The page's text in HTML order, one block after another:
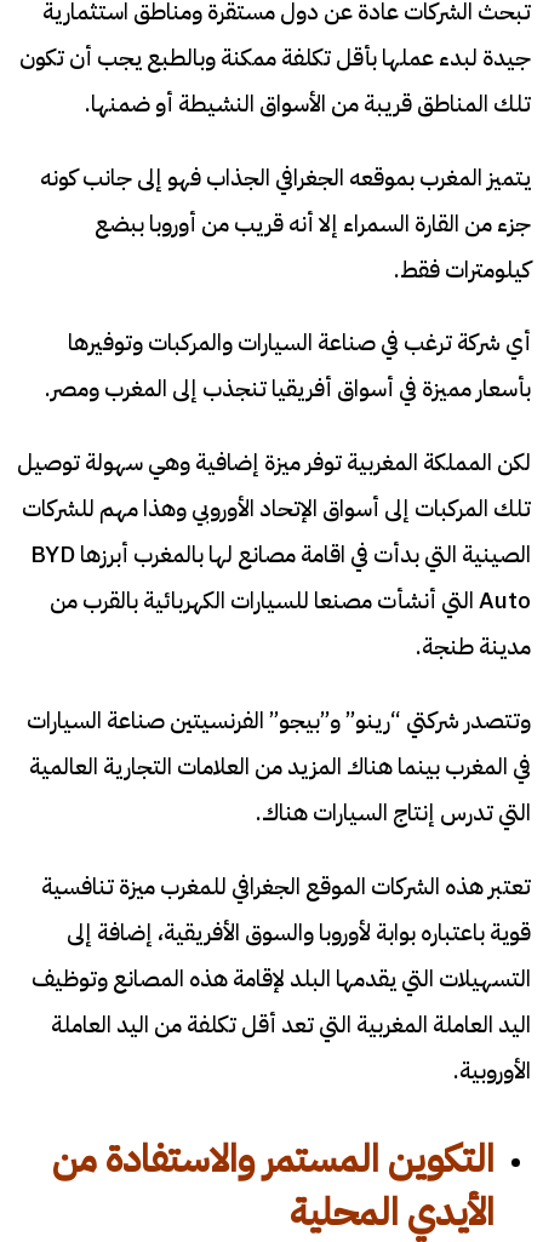
تبحث الشركات عادة عن دول مستقرة ومناطق استثمارية
جيدة لبدء عملها بأقل تكلفة ممكنة وبالطبع يجب أن تكون
تلك المناطق قريبة من الأسواق النشيطة أو ضمنها.
يتميز المغرب بموقعه الجغرافي الجذاب فهو إلى جانب كونه
جزء من القارة السمراء إلا أنه قريب من أوروبا ببضع
كيلومترات فقط.
أي شركة ترغب في صناعة السيارات والمركبات وتوفيرها
بأسعار مميزة في أسواق أفريقيا تنجذب إلى المغرب ومصر.
لكن المملكة المغربية توفر ميزة إضافية وهي سهولة توصيل
تلك المركبات إلى أسواق الإتحاد الأوروبي وهذا مهم للشركات
الصينية التي بدأت في اقامة مصانع لها بالمغرب أبرزها BYD
Auto التي أنشأت مصنعا للسيارات الكهربائية بالقرب من
مدينة طنجة.
وتتصدر شركتي “رينو” و”بيجو” الفرنسيتين صناعة السيارات
في المغرب بينما هناك المزيد من العلامات التجارية العالمية
التي تدرس إنتاج السيارات هناك.
تعتبر هذه الشركات الموقع الجغرافي للمغرب ميزة تنافسية
قوية باعتباره بوابة لأوروبا والسوق الأفريقية، إضافة إلى
التسهيلات التي يقدمها البلد لإقامة هذه المصانع وتوظيف
اليد العاملة المغربية التي تعد أقل تكلفة من اليد العاملة
الأوروبية.
التكوين المستمر والاستفادة من
الأيدي المحلية